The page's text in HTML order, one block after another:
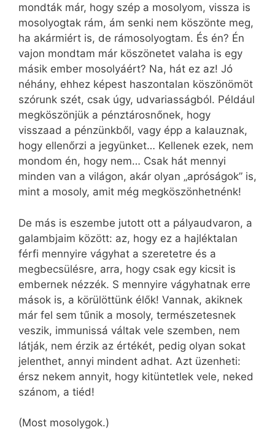
mondták már, hogy szép a mosolyom, vissza is
mosolyogtak rám, ám senki nem köszönte meg,
ha akármiért is, de rámosolyogtam. És én? Én
vajon mondtam már köszönetet valaha is egy
másik ember mosolyáért? Na, hát ez az! Jó
néhány, ehhez képest haszontalan köszönömöt
szórunk szét, csak úgy, udvariasságból. Például
megköszönjük a pénztárosnőnek, hogy
visszaad a pénzünkből, vagy épp a kalauznak,
hogy ellenőrzi a jegyünket… Kellenek ezek, nem
mondom én, hogy nem… Csak hát mennyi
minden van a világon, akár olyan „apróságok” is,
mint a mosoly, amit még megköszönhetnénk!
De más is eszembe jutott ott a pályaudvaron, a
galambjaim között: az, hogy ez a hajléktalan
férfi mennyire vágyhat a szeretetre és a
megbecsülésre, arra, hogy csak egy kicsit is
embernek nézzék. S mennyire vágyhatnak erre
mások is, a körülöttünk élők! Vannak, akiknek
már fel sem tűnik a mosoly, természetesnek
veszik, immunissá váltak vele szemben, nem
látják, nem érzik az értékét, pedig olyan sokat
jelenthet, annyi mindent adhat. Azt üzenheti:
érsz nekem annyit, hogy kitüntetlek vele, neked
szánom, a tiéd!
(Most mosolygok.)